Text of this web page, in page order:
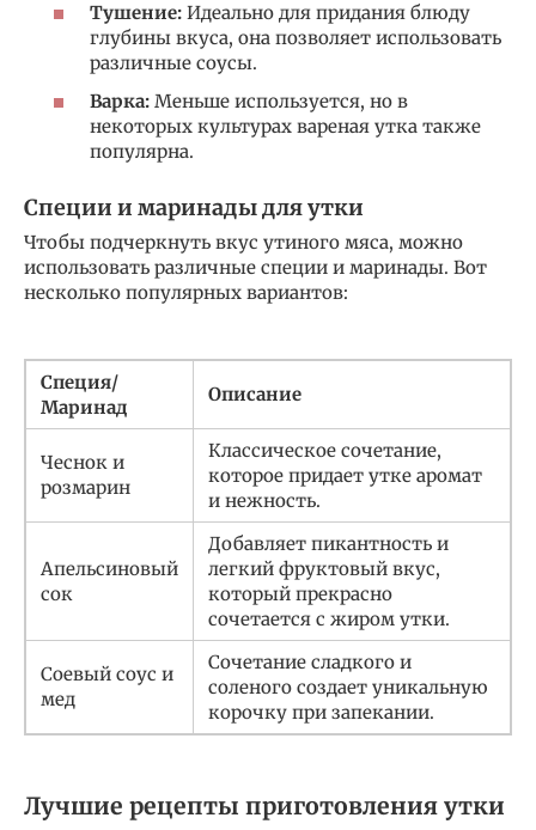
Тушение: Идеально для придания блюду
глубины вкуса, она позволяет использовать
различные соусы.
Варка: Меньше используется, но в
некоторых культурах вареная утка также
популярна.
Специи и маринады для утки
Чтобы подчеркнуть вкус утиного мяса, можно
использовать различные специи и маринады. Вот
несколько популярных вариантов:
Специя/
Маринад
Описание
Чеснок и
розмарин
Классическое сочетание,
которое придает утке аромат
и нежность.
Апельсиновый
сок
Добавляет пикантность и
легкий фруктовый вкус,
который прекрасно
сочетается с жиром утки.
Соевый соус и
мед
Сочетание сладкого и
соленого создает уникальную
корочку при запекании.
Лучшие рецепты приготовления утки